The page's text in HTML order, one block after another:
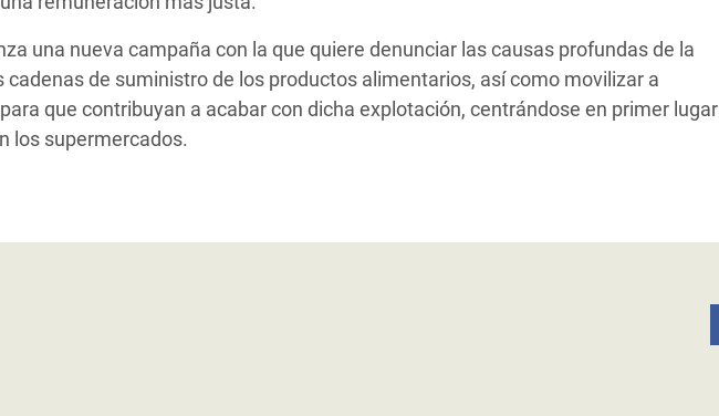
una nueva campaña con la que quiere denunciar las causas profundas de la
cadenas de suministro de los productos alimentarios, así como movilizar a
que contribuyan a acabar con dicha explotación, centrándose en primer lugar
los supermercados.